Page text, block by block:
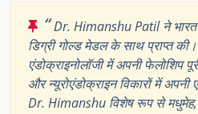
“Dr. Himanshu Patil ने
डिग्री गोल्ड मेडल के साथ प्राप्त
एंडोक्राइनोलॉजी में अपनी फेलोशिप
और न्यूरोएंडोक्राइन विकारों में
Dr. Himanshu विशेष रूप से मधुमेह,